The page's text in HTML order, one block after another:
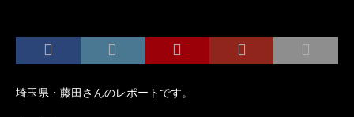
埼玉県・藤田さんのレポートです。